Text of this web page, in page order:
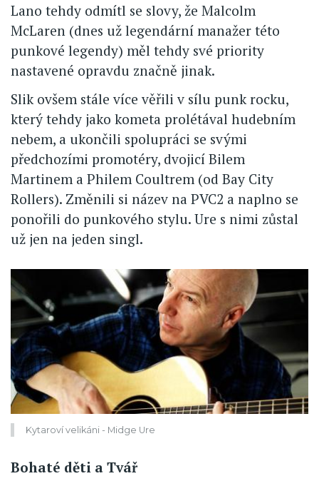
Lano tehdy odmítl se slovy, že Malcolm
McLaren (dnes už legendární manažer této
punkové legendy) měl tehdy své priority
nastavené opravdu značně jinak.
Slik ovšem stále více věřili v sílu punk rocku,
který tehdy jako kometa prolétával hudebním
nebem, a ukončili spolupráci se svými
předchozími promotéry, dvojicí Bilem
Martinem a Philem Coultrem (od Bay City
Rollers). Změnili si název na PVC2 a naplno se
ponořili do punkového stylu. Ure s nimi zůstal
už jen na jeden singl.
Kytaroví velikáni - Midge Ure
Bohaté děti a Tvář